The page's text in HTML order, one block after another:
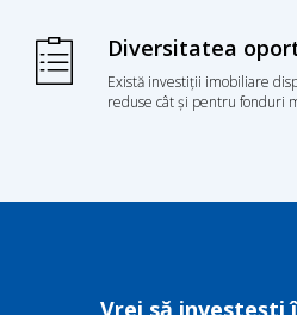
Diversitatea
Există investiții imobiliare
reduse cât și pentru fonduri
Vrei să investești